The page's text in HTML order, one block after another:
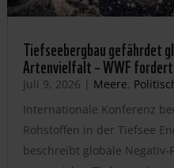
Tiefseebergbau gefährdet
Artenvielfalt – WWF
Juli 9, 2026 | Meere,
Internationale Konferenz
Rohstoffen in der Tiefsee
beschreibt globale